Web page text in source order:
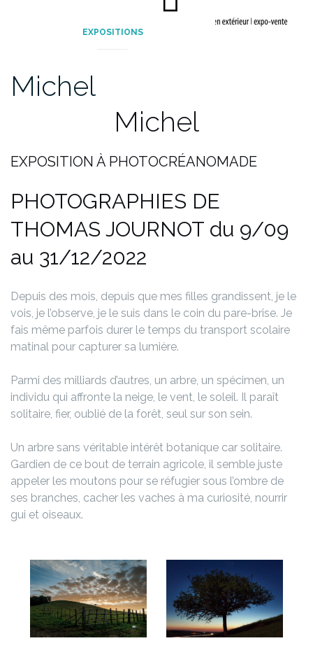
EXPOSITIONS
Michel
Michel
EXPOSITION À PHOTOCRÉANOMADE
PHOTOGRAPHIES DE
THOMAS JOURNOT du 9/09
au 31/12/2022
Depuis des mois, depuis que mes filles grandissent, je le
vois, je l’observe, je le suis dans le coin du pare-brise. Je
fais même parfois durer le temps du transport scolaire
matinal pour capturer sa lumière.
Parmi des milliards d’autres, un arbre, un spécimen, un
individu qui affronte la neige, le vent, le soleil. Il paraît
solitaire, fier, oublié de la forêt, seul sur son sein.
Un arbre sans véritable intérêt botanique car solitaire.
Gardien de ce bout de terrain agricole, il semble juste
appeler les moutons pour se réfugier sous l’ombre de
ses branches, cacher les vaches à ma curiosité, nourrir
gui et oiseaux.